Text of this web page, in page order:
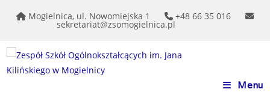
treści Mogielnica, ul. Nowomiejska 1 +48 66 35 016
sekretariat@zsomogielnica.pl
Menu